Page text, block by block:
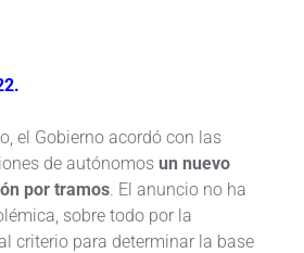
el Gobierno acordó con las
de autónomos un nuevo
por tramos. El anuncio no ha
sobre todo por la
criterio para determinar la base